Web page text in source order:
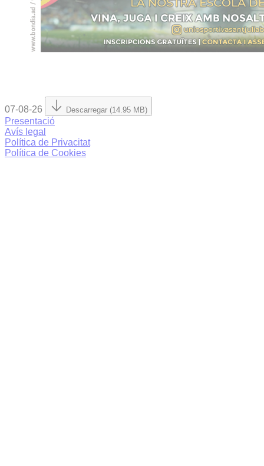
07-08-26 Descarregar (14.95 MB)
Presentació
Avís legal
Política de Privacitat
Política de Cookies